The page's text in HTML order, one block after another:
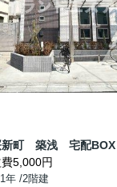
5,000円
年 /2階建